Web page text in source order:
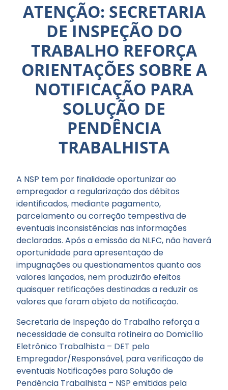
ATENÇÃO: SECRETARIA
DE INSPEÇÃO DO
TRABALHO REFORÇA
ORIENTAÇÕES SOBRE A
NOTIFICAÇÃO PARA
SOLUÇÃO DE
PENDÊNCIA
TRABALHISTA
A NSP tem por finalidade oportunizar ao
empregador a regularização dos débitos
identificados, mediante pagamento,
parcelamento ou correção tempestiva de
eventuais inconsistências nas informações
declaradas. Após a emissão da NLFC, não haverá
oportunidade para apresentação de
impugnações ou questionamentos quanto aos
valores lançados, nem produzirão efeitos
quaisquer retificações destinadas a reduzir os
valores que foram objeto da notificação.
Secretaria de Inspeção do Trabalho reforça a
necessidade de consulta rotineira ao Domicílio
Eletrônico Trabalhista – DET pelo
Empregador/Responsável, para verificação de
eventuais Notificações para Solução de
Pendência Trabalhista – NSP emitidas pela